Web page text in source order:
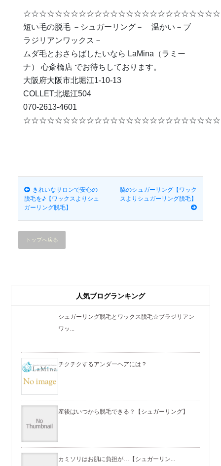
短い毛の脱毛 －シュガーリング－ 温かい－ブ
ラジリアンワックス－
ムダ毛とおさらばしたいなら LaMina（ラミー
ナ） 心斎橋店 でお待ちしております。
大阪府大阪市北堀江1-10-13
COLLET北堀江504
070-2613-4601
きれいなサロンで安心の
脱毛を♪【ワックスよりシュ
ガーリング脱毛】
脇のシュガーリング【ワック
スよりシュガーリング脱毛】
トップへ戻る
人気ブログランキング
シュガーリング脱毛とワックス脱毛☆ブラジリアン
ワッ...
チクチクするアンダーヘアには？
産後はいつから脱毛できる？【シュガーリング】
カミソリはお肌に負担が…【シュガーリン...